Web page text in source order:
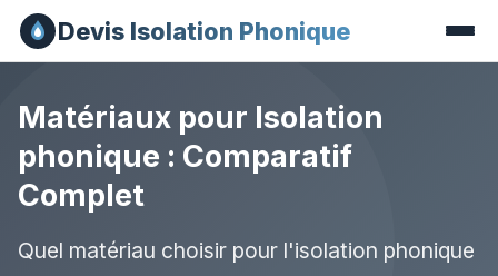
Devis Isolation Phonique
Matériaux pour Isolation
phonique : Comparatif
Complet
Quel matériau choisir pour l'isolation phonique